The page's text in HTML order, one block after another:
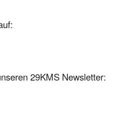
29KMS Newsletter: